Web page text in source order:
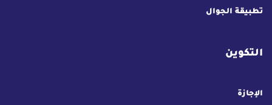
تطبيقة الجوال
التكوين
الإجازة